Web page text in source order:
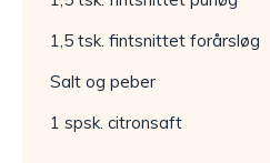
1,5 tsk. fintsnittet forårsløg
Salt og peber
1 spsk. citronsaft